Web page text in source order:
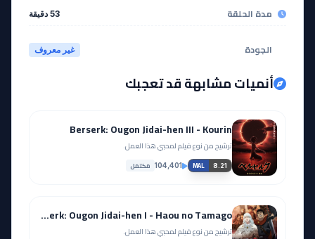
مدة الحلقة 53 دقيقة
الجودة غير معروف
أنميات مشابهة قد تعجبك
Berserk: Ougon Jidai-hen III - Kourin
ترشيح من نوع فيلم لمحبي هذا العمل.
MAL 8.21
104,401 مكتمل
Berserk: Ougon Jidai-hen I - Haou no Tamago
ترشيح من نوع فيلم لمحبي هذا العمل.